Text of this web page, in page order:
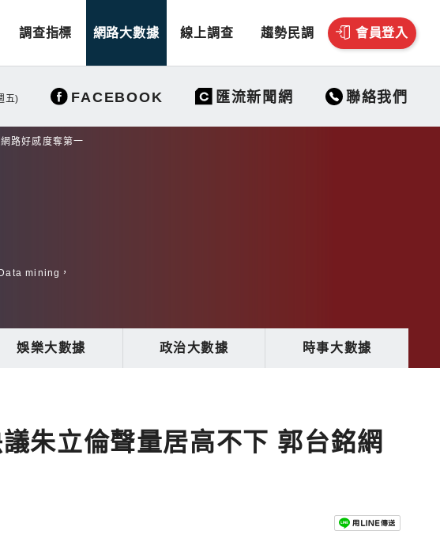
調查指標 網路大數據 線上調查 趨勢民調 會員登入
五) FACEBOOK 匯流新聞網 聯絡我們
路好感度奪第一
mining，
娛樂大數據 政治大數據 時事大數據
朱立倫聲量居高不下 郭台銘網